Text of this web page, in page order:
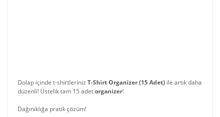
Dolap içinde t-shirtleriniz T-Shirt Organizer (15 Adet) ile artık daha
düzenli! Üstelik tam 15 adetorganizer!
Dağınıklığa pratik çözüm!